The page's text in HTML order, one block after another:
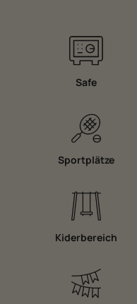
Safe
Sportplätze
Kiderbereich